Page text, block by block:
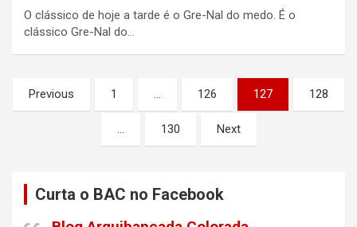
O clássico de hoje a tarde é o Gre-Nal do medo. É o
clássico Gre-Nal do…
Paginação
de
Previous 1 … 126 127 128
… 130 Next
Curta o BAC no Facebook